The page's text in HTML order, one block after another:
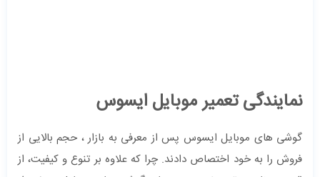
نمایندگی تعمیر موبایل ایسوس
گوشی های موبایل ایسوس پس از معرفی به بازار ، حجم بالایی از
فروش را به خود اختصاص دادند. چرا که علاوه بر تنوع و کیفیت، از